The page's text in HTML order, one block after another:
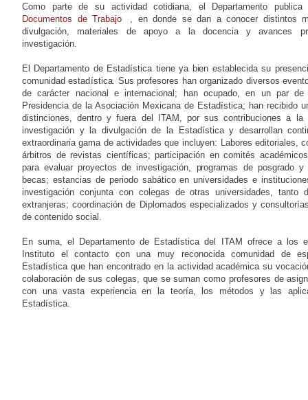
Como parte de su actividad cotidiana, el Departamento
Documentos de Trabajo
, en donde se dan a conocer distintos
divulgación, materiales de apoyo a la docencia y avances
investigación.
El Departamento de Estadística tiene ya bien establecida su
comunidad estadística. Sus profesores han organizado diversos
de carácter nacional e internacional; han ocupado, en un par de
Presidencia de la Asociación Mexicana de Estadística; han recibido
distinciones, dentro y fuera del ITAM, por sus contribuciones a la
investigación y la divulgación de la Estadística y desarrollan
extraordinaria gama de actividades que incluyen: Labores editoriales,
árbitros de revistas científicas; participación en comités
para evaluar proyectos de investigación, programas de posgrado y
becas; estancias de periodo sabático en universidades e
investigación conjunta con colegas de otras universidades, tanto
extranjeras; coordinación de Diplomados especializados y
de contenido social.
En suma, el Departamento de Estadística del ITAM ofrece a los
Instituto el contacto con una muy reconocida comunidad de
Estadística que han encontrado en la actividad académica su
colaboración de sus colegas, que se suman como profesores de
con una vasta experiencia en la teoría, los métodos y las
Estadística.